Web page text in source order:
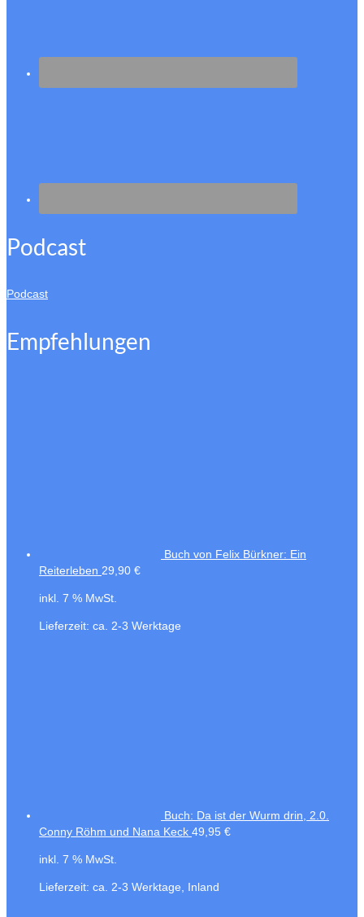
Podcast
Podcast
Empfehlungen
Buch von Felix Bürkner: Ein
Reiterleben 29,90 €
inkl. 7 % MwSt.
Lieferzeit: ca. 2-3 Werktage
Buch: Da ist der Wurm drin, 2.0.
Conny Röhm und Nana Keck 49,95 €
inkl. 7 % MwSt.
Lieferzeit: ca. 2-3 Werktage, Inland